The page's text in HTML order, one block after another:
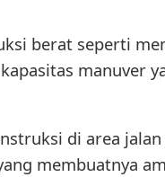
berat seperti
manuver
di area
membuatnya